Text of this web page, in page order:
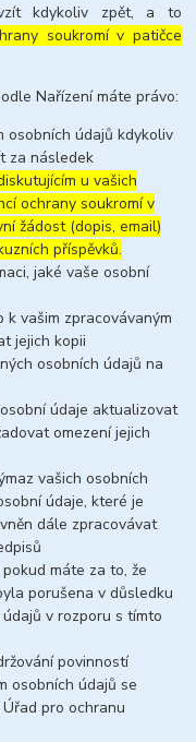
kdykoliv zpět, a to
soukromí v patičce
Nařízení máte právo:
osobních údajů kdykoliv
za následek
u vašich
ochrany soukromí v
žádost (dopis, email)
příspěvků.
jaké vaše osobní
vašim zpracovávaným
jejich kopii
osobních údajů na
údaje aktualizovat
omezení jejich
vašich osobních
údaje, které je
dále zpracovávat
máte za to, že
porušena v důsledku
v rozporu s tímto
povinností
osobních údajů se
pro ochranu